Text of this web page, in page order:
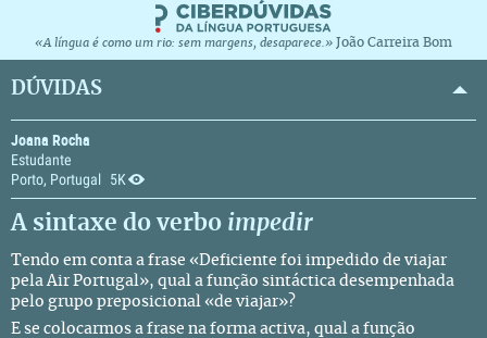
«A língua é como um rio: sem margens, desaparece.» João Carreira Bom
DÚVIDAS
Joana Rocha
Estudante
Porto, Portugal
5K
A sintaxe do verbo impedir
Tendo em conta a frase «Deficiente foi impedido de viajar
pela Air Portugal», qual a função sintáctica desempenhada
pelo grupo preposicional «de viajar»?
E se colocarmos a frase na forma activa, qual a função